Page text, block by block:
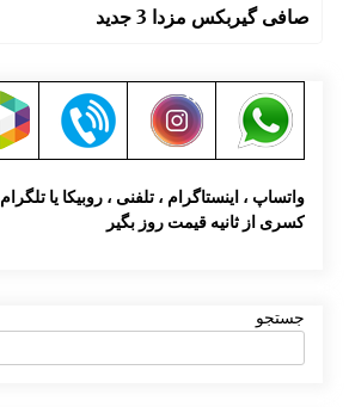
صافی گیربکس مزدا 3 جدید
واتساپ ، اینستاگرام ، تلفنی ، روبیکا یا تلگرام
کسری از ثانیه قیمت روز بگیر
جستجو